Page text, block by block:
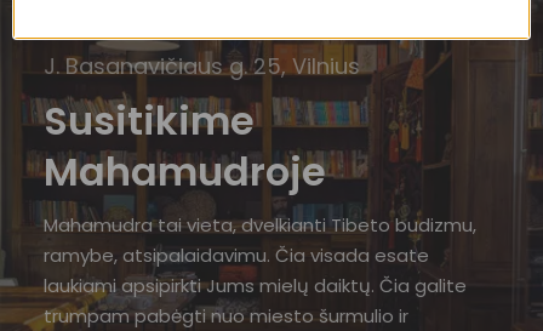
J. Basanavičiaus g. 25, Vilnius
Susitikime
Mahamudroje
Mahamudra tai vieta, dvelkianti Tibeto budizmu,
ramybe, atsipalaidavimu. Čia visada esate
laukiami apsipirkti Jums mielų daiktų. Čia galite
trumpam pabėgti nuo miesto šurmulio ir